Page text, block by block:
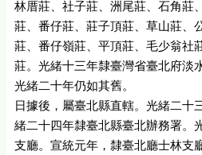
林厝莊、社子莊、洲尾莊、石角莊
莊、番仔莊、莊子頂莊、草山莊、
莊、番仔嶺莊、平頂莊、毛少翁社
莊。光緒十三年隸臺灣省臺北府淡
光緒二十年仍如其舊。
日據後，屬臺北縣直轄。光緒二十
緒二十四年隸臺北縣臺北辦務署。
支廳。宣統元年，隸臺北廳士林支